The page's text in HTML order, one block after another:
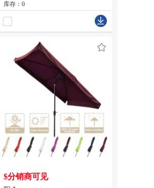
库存：0
$分销商可见